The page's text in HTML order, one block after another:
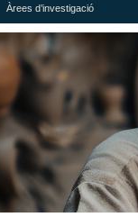
Àrees d’investigació